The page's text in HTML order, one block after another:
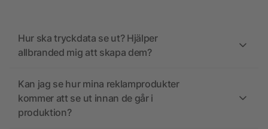
Hur ska tryckdata se ut? Hjälper
allbranded mig att skapa dem?
Kan jag se hur mina reklamprodukter
kommer att se ut innan de går i
produktion?